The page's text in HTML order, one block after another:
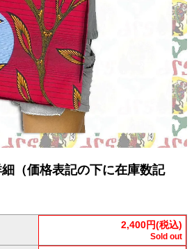
（価格表記の下に在庫数記
2,400円(税込)
Sold out